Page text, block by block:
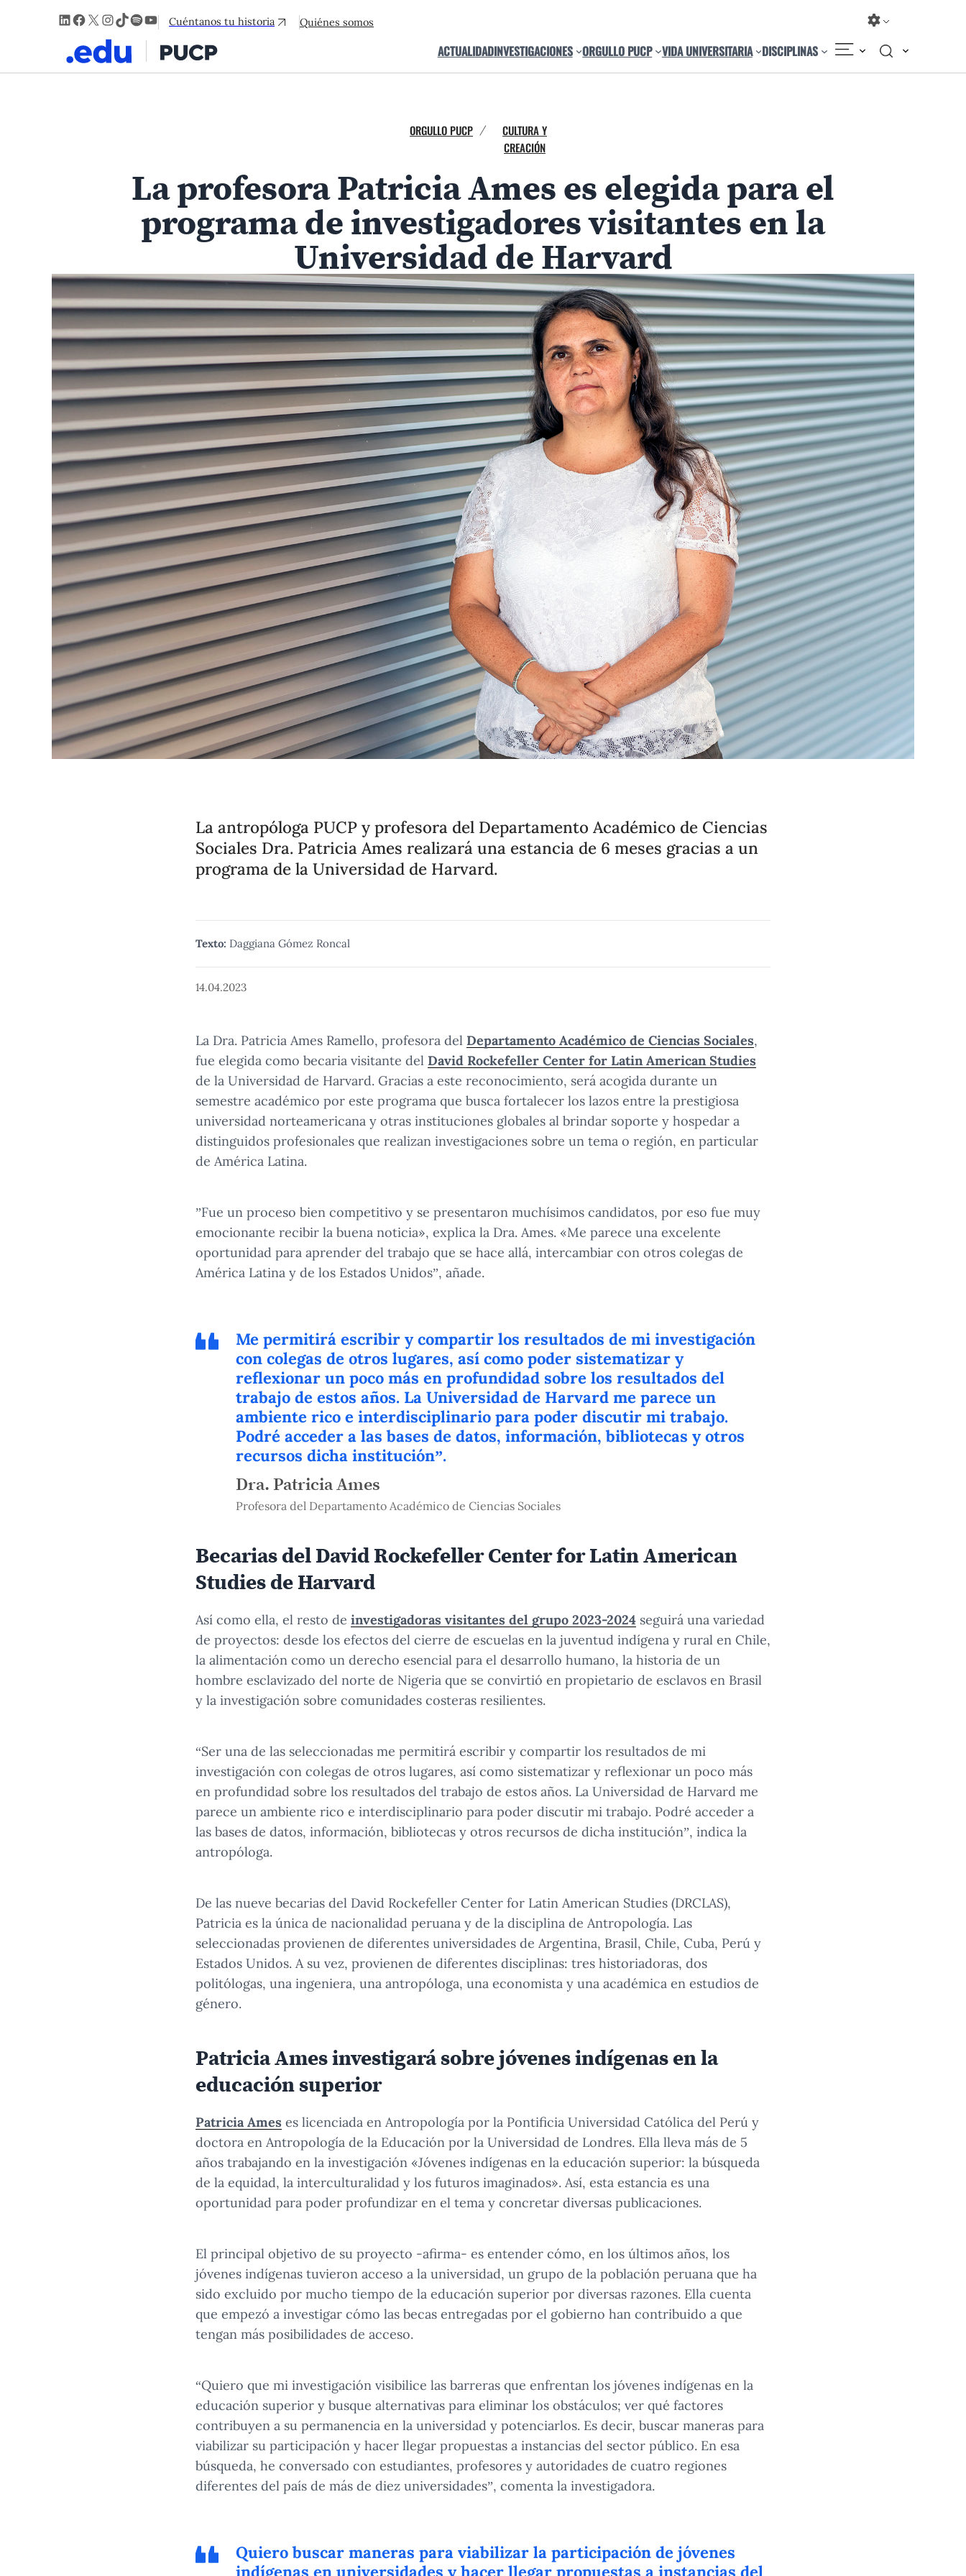
LinkedIn
Facebook
X Instagram
TikTok
Spotify
YouTube
Cuéntanos tu historia Quiénes somos
ACTUALIDADINVESTIGACIONES ORGULLO PUCP VIDA UNIVERSITARIA DISCIPLINAS
ORGULLO PUCP /
CULTURA Y
CREACIÓN
La profesora Patricia Ames es elegida para el
programa de investigadores visitantes en la
Universidad de Harvard
La antropóloga PUCP y profesora del Departamento Académico de Ciencias
Sociales Dra. Patricia Ames realizará una estancia de 6 meses gracias a un
programa de la Universidad de Harvard.
Texto: Daggiana Gómez Roncal
14.04.2023
La Dra. Patricia Ames Ramello, profesora del Departamento Académico de Ciencias Sociales,
fue elegida como becaria visitante del David Rockefeller Center for Latin American Studies
de la Universidad de Harvard. Gracias a este reconocimiento, será acogida durante un
semestre académico por este programa que busca fortalecer los lazos entre la prestigiosa
universidad norteamericana y otras instituciones globales al brindar soporte y hospedar a
distinguidos profesionales que realizan investigaciones sobre un tema o región, en particular
de América Latina.
”Fue un proceso bien competitivo y se presentaron muchísimos candidatos, por eso fue muy
emocionante recibir la buena noticia», explica la Dra. Ames. «Me parece una excelente
oportunidad para aprender del trabajo que se hace allá, intercambiar con otros colegas de
América Latina y de los Estados Unidos”, añade.
Me permitirá escribir y compartir los resultados de mi investigación
con colegas de otros lugares, así como poder sistematizar y
reflexionar un poco más en profundidad sobre los resultados del
trabajo de estos años. La Universidad de Harvard me parece un
ambiente rico e interdisciplinario para poder discutir mi trabajo.
Podré acceder a las bases de datos, información, bibliotecas y otros
recursos dicha institución”.
Dra. Patricia Ames
Profesora del Departamento Académico de Ciencias Sociales
Becarias del David Rockefeller Center for Latin American
Studies de Harvard
Así como ella, el resto de investigadoras visitantes del grupo 2023-2024 seguirá una variedad
de proyectos: desde los efectos del cierre de escuelas en la juventud indígena y rural en Chile,
la alimentación como un derecho esencial para el desarrollo humano, la historia de un
hombre esclavizado del norte de Nigeria que se convirtió en propietario de esclavos en Brasil
y la investigación sobre comunidades costeras resilientes.
“Ser una de las seleccionadas me permitirá escribir y compartir los resultados de mi
investigación con colegas de otros lugares, así como sistematizar y reflexionar un poco más
en profundidad sobre los resultados del trabajo de estos años. La Universidad de Harvard me
parece un ambiente rico e interdisciplinario para poder discutir mi trabajo. Podré acceder a
las bases de datos, información, bibliotecas y otros recursos de dicha institución”, indica la
antropóloga.
De las nueve becarias del David Rockefeller Center for Latin American Studies (DRCLAS),
Patricia es la única de nacionalidad peruana y de la disciplina de Antropología. Las
seleccionadas provienen de diferentes universidades de Argentina, Brasil, Chile, Cuba, Perú y
Estados Unidos. A su vez, provienen de diferentes disciplinas: tres historiadoras, dos
politólogas, una ingeniera, una antropóloga, una economista y una académica en estudios de
género.
Patricia Ames investigará sobre jóvenes indígenas en la
educación superior
Patricia Ames es licenciada en Antropología por la Pontificia Universidad Católica del Perú y
doctora en Antropología de la Educación por la Universidad de Londres. Ella lleva más de 5
años trabajando en la investigación «Jóvenes indígenas en la educación superior: la búsqueda
de la equidad, la interculturalidad y los futuros imaginados». Así, esta estancia es una
oportunidad para poder profundizar en el tema y concretar diversas publicaciones.
El principal objetivo de su proyecto -afirma- es entender cómo, en los últimos años, los
jóvenes indígenas tuvieron acceso a la universidad, un grupo de la población peruana que ha
sido excluido por mucho tiempo de la educación superior por diversas razones. Ella cuenta
que empezó a investigar cómo las becas entregadas por el gobierno han contribuido a que
tengan más posibilidades de acceso.
“Quiero que mi investigación visibilice las barreras que enfrentan los jóvenes indígenas en la
educación superior y busque alternativas para eliminar los obstáculos; ver qué factores
contribuyen a su permanencia en la universidad y potenciarlos. Es decir, buscar maneras para
viabilizar su participación y hacer llegar propuestas a instancias del sector público. En esa
búsqueda, he conversado con estudiantes, profesores y autoridades de cuatro regiones
diferentes del país de más de diez universidades”, comenta la investigadora.
Quiero buscar maneras para viabilizar la participación de jóvenes
indígenas en universidades y hacer llegar propuestas a instancias del